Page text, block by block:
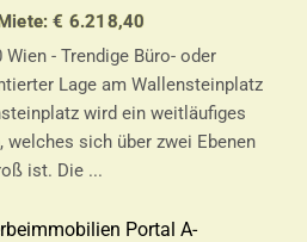
€ 6.218,40
- Trendige Büro- oder
Lage am Wallensteinplatz
wird ein weitläufiges
sich über zwei Ebenen
ist. Die ...
Portal A-